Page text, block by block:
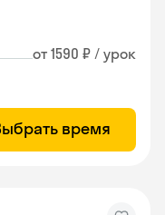
от 1590 ₽ / урок
время